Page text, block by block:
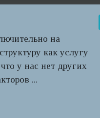
на
как услугу
у нас нет других
...